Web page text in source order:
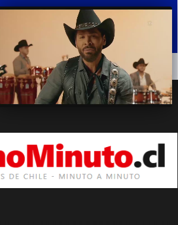
NOTICIERO POLÍTICA